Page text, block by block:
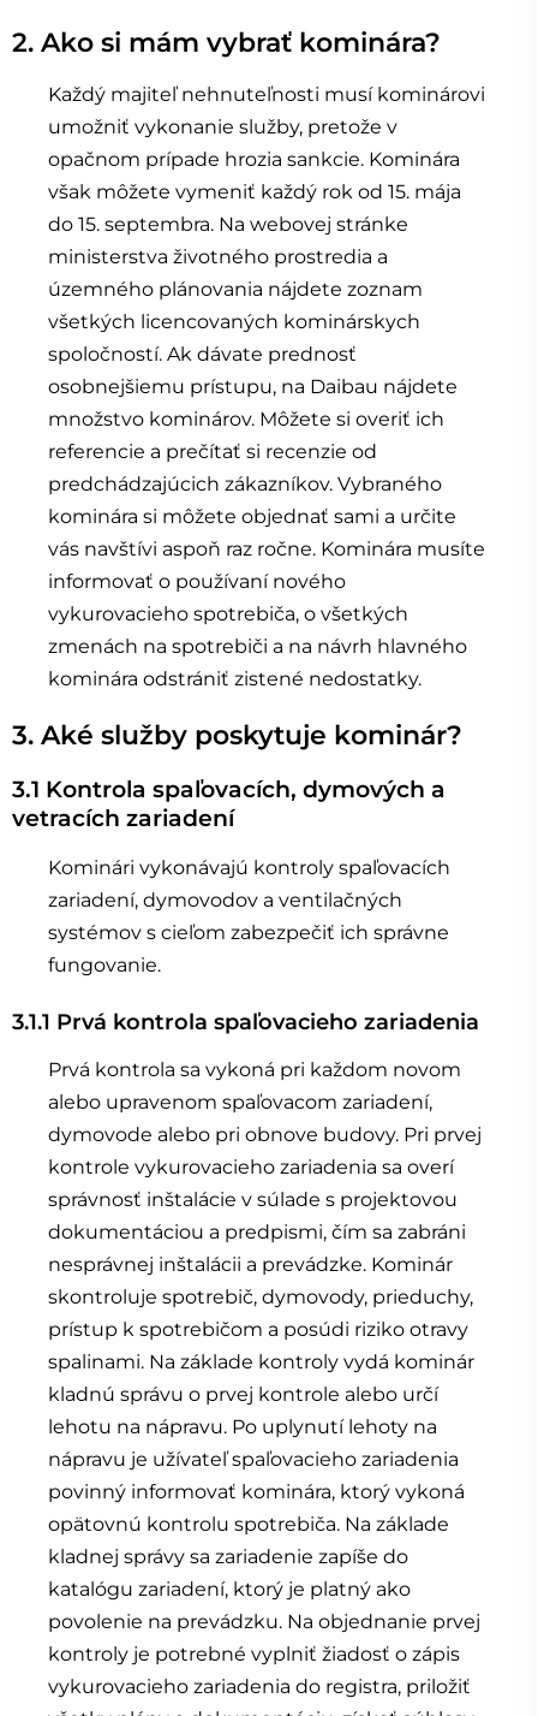
2. Ako si mám vybrať kominára?
Každý majiteľ nehnuteľnosti musí kominárovi
umožniť vykonanie služby, pretože v
opačnom prípade hrozia sankcie. Kominára
však môžete vymeniť každý rok od 15. mája
do 15. septembra. Na webovej stránke
ministerstva životného prostredia a
územného plánovania nájdete zoznam
všetkých licencovaných kominárskych
spoločností. Ak dávate prednosť
osobnejšiemu prístupu, na Daibau nájdete
množstvo kominárov. Môžete si overiť ich
referencie a prečítať si recenzie od
predchádzajúcich zákazníkov. Vybraného
kominára si môžete objednať sami a určite
vás navštívi aspoň raz ročne. Kominára musíte
informovať o používaní nového
vykurovacieho spotrebiča, o všetkých
zmenách na spotrebiči a na návrh hlavného
kominára odstrániť zistené nedostatky.
3. Aké služby poskytuje kominár?
3.1 Kontrola spaľovacích, dymových a
vetracích zariadení
Kominári vykonávajú kontroly spaľovacích
zariadení, dymovodov a ventilačných
systémov s cieľom zabezpečiť ich správne
fungovanie.
3.1.1 Prvá kontrola spaľovacieho zariadenia
Prvá kontrola sa vykoná pri každom novom
alebo upravenom spaľovacom zariadení,
dymovode alebo pri obnove budovy. Pri prvej
kontrole vykurovacieho zariadenia sa overí
správnosť inštalácie v súlade s projektovou
dokumentáciou a predpismi, čím sa zabráni
nesprávnej inštalácii a prevádzke. Kominár
skontroluje spotrebič, dymovody, prieduchy,
prístup k spotrebičom a posúdi riziko otravy
spalinami. Na základe kontroly vydá kominár
kladnú správu o prvej kontrole alebo určí
lehotu na nápravu. Po uplynutí lehoty na
nápravu je užívateľ spaľovacieho zariadenia
povinný informovať kominára, ktorý vykoná
opätovnú kontrolu spotrebiča. Na základe
kladnej správy sa zariadenie zapíše do
katalógu zariadení, ktorý je platný ako
povolenie na prevádzku. Na objednanie prvej
kontroly je potrebné vyplniť žiadosť o zápis
vykurovacieho zariadenia do registra, priložiť